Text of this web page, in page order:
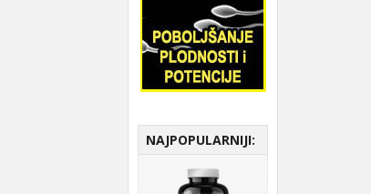
NAJPOPULARNIJI: